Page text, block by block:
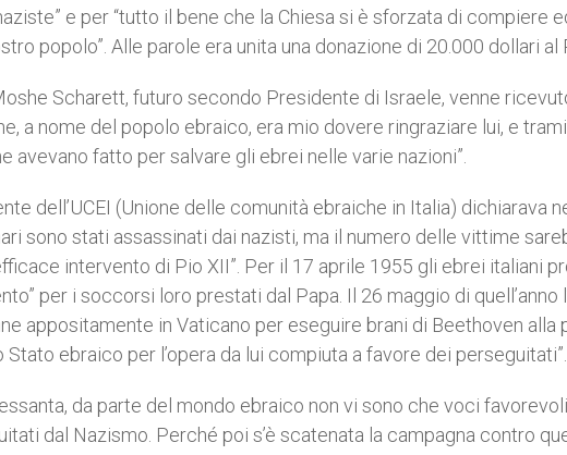
e per “tutto il bene che la Chiesa si è sforzata di compiere
popolo”. Alle parole era unita una donazione di 20.000 dollari al
Scharett, futuro secondo Presidente di Israele, venne
a nome del popolo ebraico, era mio dovere ringraziare lui, e
avevano fatto per salvare gli ebrei nelle varie nazioni”.
dell’UCEI (Unione delle comunità ebraiche in Italia) dichiarava
sono stati assassinati dai nazisti, ma il numero delle vittime
intervento di Pio XII”. Per il 17 aprile 1955 gli ebrei italiani
per i soccorsi loro prestati dal Papa. Il 26 maggio di quell’anno
appositamente in Vaticano per eseguire brani di Beethoven alla
ebraico per l’opera da lui compiuta a favore dei perseguitati”.
da parte del mondo ebraico non vi sono che voci
dal Nazismo. Perché poi s’è scatenata la campagna contro